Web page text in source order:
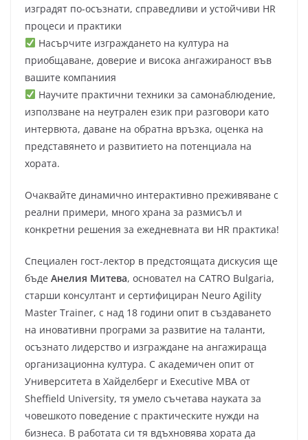
изградят по-осъзнати, справедливи и устойчиви HR
процеси и практики
Насърчите изграждането на култура на
приобщаване, доверие и висока ангажираност във
вашите компаниия
Научите практични техники за самонаблюдение,
използване на неутрален език при разговори като
интервюта, даване на обратна връзка, оценка на
представянето и развитието на потенциала на
хората.
Очаквайте динамично интерактивно преживяване с
реални примери, много храна за размисъл и
конкретни решения за ежедневната ви HR практика!
Специален гост-лектор в предстоящата дискусия ще
бъде Анелия Митева, основател на CATRO Bulgaria,
старши консултант и сертифициран Neuro Agility
Master Trainer, с над 18 години опит в създаването
на иновативни програми за развитие на таланти,
осъзнато лидерство и изграждане на ангажираща
организационна култура. С академичен опит от
Университета в Хайделберг и Executive MBA от
Sheffield University, тя умело съчетава науката за
човешкото поведение с практическите нужди на
бизнеса. В работата си тя вдъхновява хората да